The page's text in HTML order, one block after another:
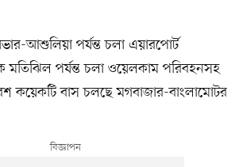
আশুলিয়া পর্যন্ত চলা এয়ারপোর্ট
মতিঝিল পর্যন্ত চলা ওয়েলকাম পরিবহনসহ
কয়েকটি বাস চলছে মগবাজার-বাংলামোটর